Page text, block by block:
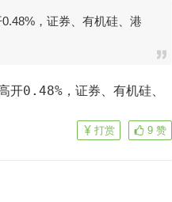
，证券、有机硅、港
9 赞
打赏